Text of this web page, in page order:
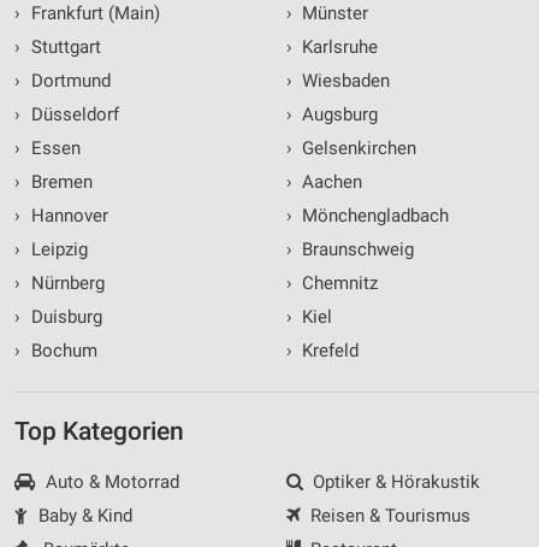
›
Frankfurt (Main)
› Stuttgart
›
Dortmund
›
Düsseldorf
›
Essen
›
Bremen
›
Hannover
›
Leipzig
›
Nürnberg
›
Duisburg
›
Bochum
› Münster
› Karlsruhe
› Wiesbaden
› Augsburg
› Gelsenkirchen
› Aachen
› Mönchengladbach
› Braunschweig
› Chemnitz
› Kiel
› Krefeld
Top Kategorien
Auto & Motorrad
Baby & Kind
Optiker & Hörakustik
Reisen & Tourismus